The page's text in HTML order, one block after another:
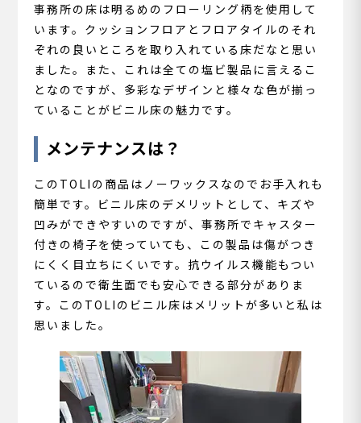
事務所の床は明るめのフローリング柄を使用して
います。クッションフロアとフロアタイルのそれ
ぞれの良いところを取り入れている床だなと思い
ました。また、これは全ての塩ビ製品に言えるこ
となのですが、多彩なデザインと様々な色が揃っ
ていることがビニル床の魅力です。
メンテナンスは？
このTOLIの商品はノーワックスなのでお手入れも
簡単です。ビニル床のデメリットとして、キズや
凹みができやすいのですが、事務所でキャスター
付きの椅子を使っていても、この製品は傷がつき
にくく目立ちにくいです。抗ウイルス機能もつい
ているので衛生面でも安心できる部分がありま
す。このTOLIのビニル床はメリットが多いと私は
思いました。